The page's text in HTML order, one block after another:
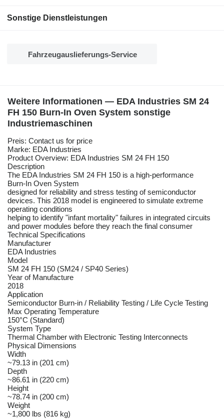
Sonstige Dienstleistungen
Fahrzeugauslieferungs-Service
Weitere Informationen — EDA Industries SM 24
FH 150 Burn-In Oven System sonstige
Industriemaschinen
Preis: Contact us for price
Marke: EDA Industries
Product Overview: EDA Industries SM 24 FH 150
Description
The EDA Industries SM 24 FH 150 is a high-performance
Burn-In Oven System
designed for reliability and stress testing of semiconductor
devices. This 2018 model is engineered to simulate extreme
operating conditions
helping to identify "infant mortality" failures in integrated circuits
and power modules before they reach the final consumer
Technical Specifications
Manufacturer
EDA Industries
Model
SM 24 FH 150 (SM24 / SP40 Series)
Year of Manufacture
2018
Application
Semiconductor Burn-in / Reliability Testing / Life Cycle Testing
Max Operating Temperature
150°C (Standard)
System Type
Thermal Chamber with Electronic Testing Interconnects
Physical Dimensions
Width
~79.13 in (201 cm)
Depth
~86.61 in (220 cm)
Height
~78.74 in (200 cm)
Weight
~1,800 lbs (816 kg)